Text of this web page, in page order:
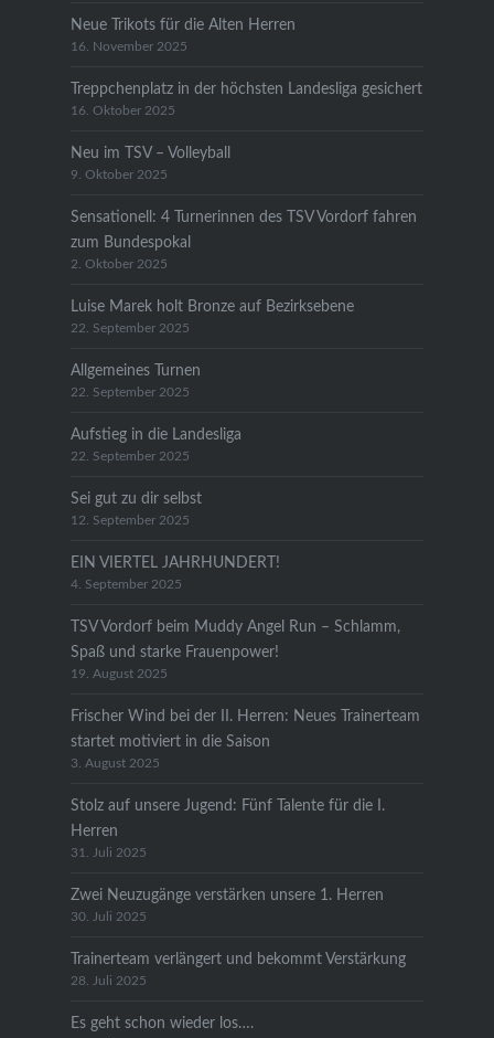
Neue Trikots für die Alten Herren
16. November 2025
Treppchenplatz in der höchsten Landesliga gesichert
16. Oktober 2025
Neu im TSV – Volleyball
9. Oktober 2025
Sensationell: 4 Turnerinnen des TSV Vordorf fahren
zum Bundespokal
2. Oktober 2025
Luise Marek holt Bronze auf Bezirksebene
22. September 2025
Allgemeines Turnen
22. September 2025
Aufstieg in die Landesliga
22. September 2025
Sei gut zu dir selbst
12. September 2025
EIN VIERTEL JAHRHUNDERT!
4. September 2025
TSV Vordorf beim Muddy Angel Run – Schlamm,
Spaß und starke Frauenpower!
19. August 2025
Frischer Wind bei der II. Herren: Neues Trainerteam
startet motiviert in die Saison
3. August 2025
Stolz auf unsere Jugend: Fünf Talente für die I.
Herren
31. Juli 2025
Zwei Neuzugänge verstärken unsere 1. Herren
30. Juli 2025
Trainerteam verlängert und bekommt Verstärkung
28. Juli 2025
Es geht schon wieder los….